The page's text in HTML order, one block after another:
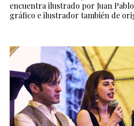
encuentra ilustrado por Juan
gráfico e ilustrador también de